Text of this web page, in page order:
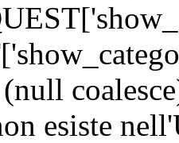
esiste